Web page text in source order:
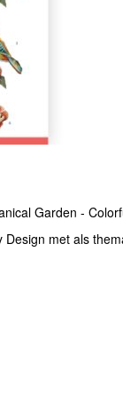
Garden -
met als